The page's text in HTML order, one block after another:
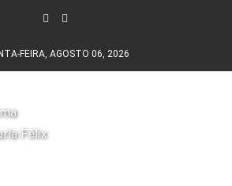
FEIRA, AGOSTO 06, 2026
Félix